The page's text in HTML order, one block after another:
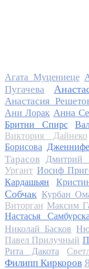
Агата Муцениеце
Пугачева
Анастасия
Ани Лорак Анна
Бритни Спирс
Виктория Дайнеко
Борисова
Тарасов
Дмитрий
Ургант Иосиф
Кардашьян
Собчак Курбан
Виторган Максим
Настасья
Николай Басков
Павел Прилучный
Рита Дакота
Филипп Киркоров